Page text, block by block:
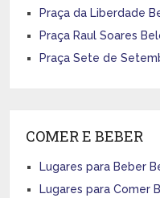
Praça da Liberdade
Praça Raul Soares
Praça Sete de
COMER E BEBER
Lugares para Beber
Lugares para Comer